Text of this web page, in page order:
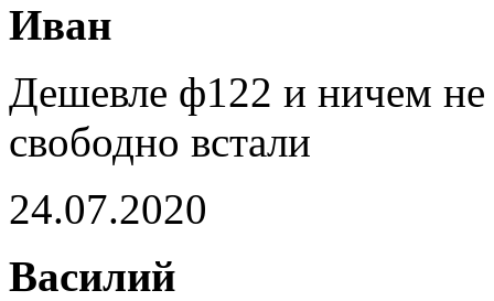
Иван
Дешевле ф122 и ничем
свободно встали
24.07.2020
Василий